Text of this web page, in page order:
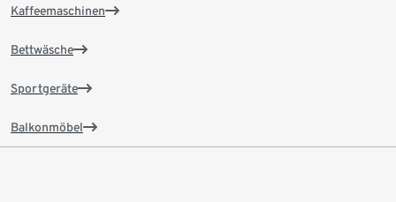
Kaffeemaschinen
Bettwäsche
Sportgeräte
Balkonmöbel